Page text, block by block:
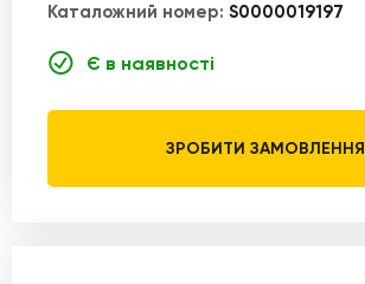
Каталожний номер: S0000019197
Є в наявності
ЗРОБИТИ ЗАМОВЛЕННЯ